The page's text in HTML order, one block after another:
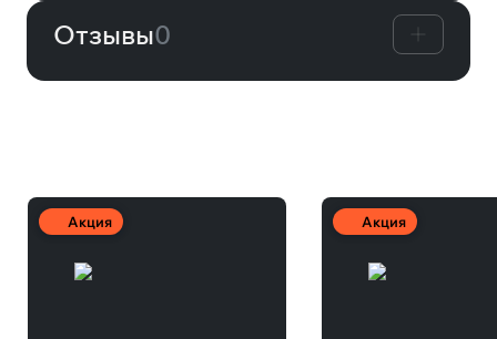
Отзывы0
Акция Акция